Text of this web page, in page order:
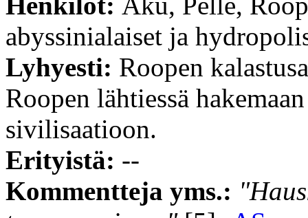
abyssinialaiset ja
Lyhyesti: Roopen
Roopen lähtiessä
sivilisaatioon.
Erityistä: --
Kommentteja yms.: